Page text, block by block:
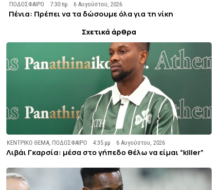
ΠΟΔΟΣΦΑΙΡΟ 7:30 πμ 6 Αυγούστου, 2026
Πένια: Πρέπει να τα δώσουμε όλα για τη νίκη
Σχετικά άρθρα
ΚΕΝΤΡΙΚΟ ΘΕΜΑ,ΠΟΔΟΣΦΑΙΡΟ 4:35 μμ 6 Αυγούστου, 2026
Λιβάι Γκαρσία: μέσα στο γήπεδο θέλω να είμαι “killer”